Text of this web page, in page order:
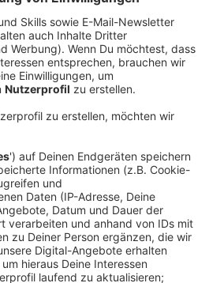
Ihre
um den YouTube
zu laden!
einen Service eines
um Videoinhalte
Dieser Service kann
Ihren Aktivitäten
Bitte lesen Sie die
und stimmen Sie der
Service zu, um dieses